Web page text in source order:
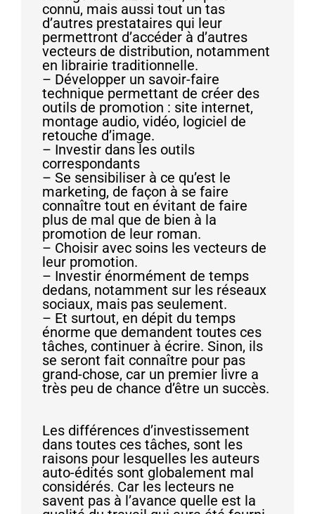
connu, mais aussi tout un tas
d’autres prestataires qui leur
permettront d’accéder à d’autres
vecteurs de distribution, notamment
en librairie traditionnelle.
– Développer un savoir-faire
technique permettant de créer des
outils de promotion : site internet,
montage audio, vidéo, logiciel de
retouche d’image.
– Investir dans les outils
correspondants
– Se sensibiliser à ce qu’est le
marketing, de façon à se faire
connaître tout en évitant de faire
plus de mal que de bien à la
promotion de leur roman.
– Choisir avec soins les vecteurs de
leur promotion.
– Investir énormément de temps
dedans, notamment sur les réseaux
sociaux, mais pas seulement.
– Et surtout, en dépit du temps
énorme que demandent toutes ces
tâches, continuer à écrire. Sinon, ils
se seront fait connaître pour pas
grand-chose, car un premier livre a
très peu de chance d’être un succès.
Les différences d’investissement
dans toutes ces tâches, sont les
raisons pour lesquelles les auteurs
auto-édités sont globalement mal
considérés. Car les lecteurs ne
savent pas à l’avance quelle est la